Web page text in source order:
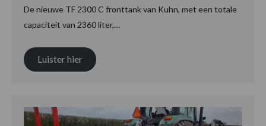
De nieuwe TF 2300 C fronttank van Kuhn, met een totale
capaciteit van 2360 liter,…
Luister hier